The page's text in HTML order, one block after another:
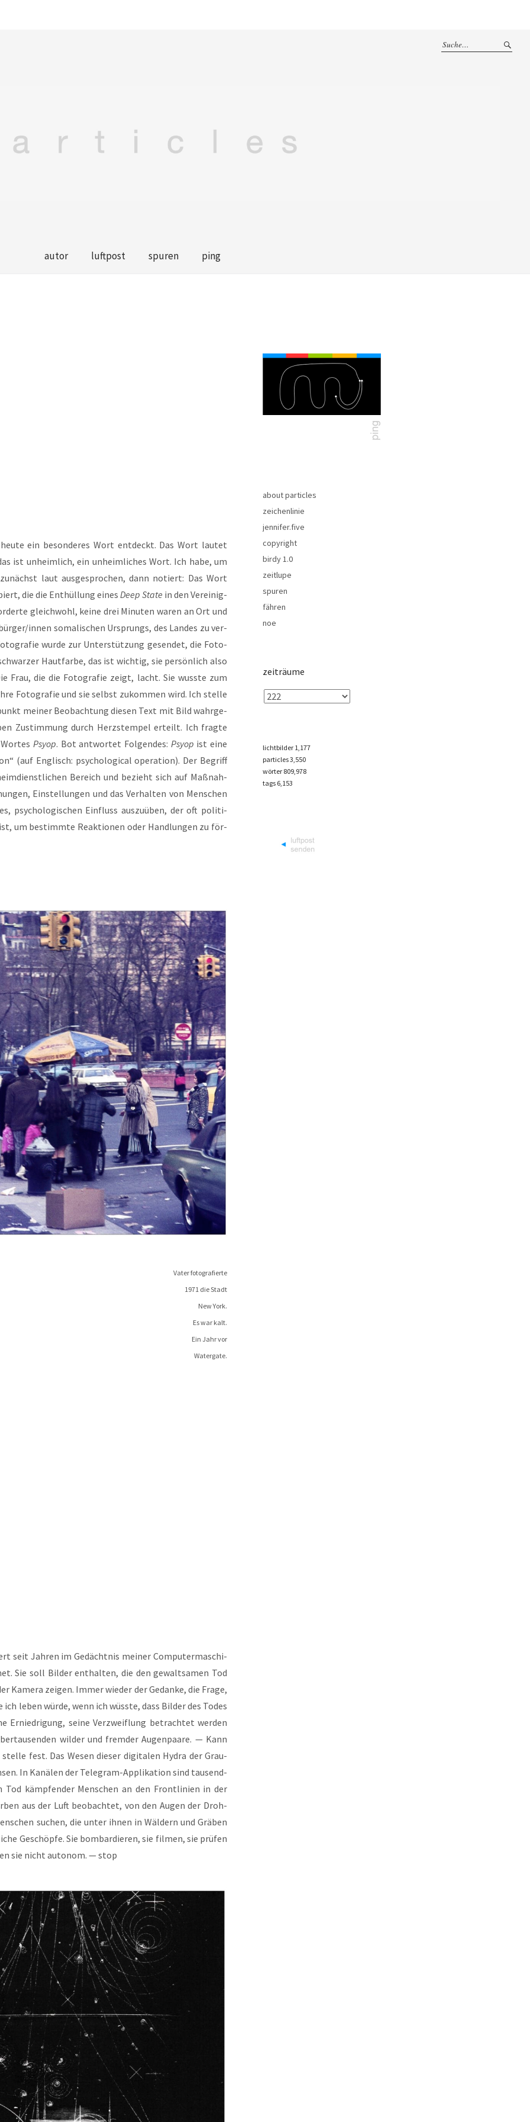
autor luftpost spuren ping
ein beson­de­res Wort ent­deckt. Das Wort lau­tet
ist unheim­lich, ein unheim­li­ches Wort. Ich habe, um
laut aus­ge­spro­chen, dann notiert: Das Wort
die die Ent­hül­lung eines Deep Sta­te in den Ver­ei­nig­
gleich­wohl, kei­ne drei Minu­ten waren an Ort und
innen soma­li­schen Ursprungs, des Lan­des zu ver­
wur­de zur Unter­stüt­zung gesen­det, die Foto­
Haut­far­be, das ist wich­tig, sie per­sön­lich also
Frau, die die Foto­gra­fie zeigt, lacht. Sie wuss­te zum
Foto­gra­fie und sie selbst zukom­men wird. Ich stel­le
mei­ner Beob­ach­tung die­sen Text mit Bild wahr­ge­
Zustim­mung durch Herz­stem­pel erteilt. Ich frag­te
Psyop. Bot ant­wor­tet Fol­gen­des: Psyop ist eine
(auf Eng­lisch: psy­cho­lo­gi­cal ope­ra­ti­on). Der Begriff
Bereich und bezieht sich auf Maß­nah­
Ein­stel­lun­gen und das Ver­hal­ten von Men­schen
psy­cho­lo­gi­schen Ein­fluss aus­zu­üben, der oft poli­ti­
um bestimm­te Reak­tio­nen oder Hand­lun­gen zu för­
Vater foto­gra­fier­te
1971 dieStadt
New York.
Es war kalt.
Ein Jahr vor
Watergate.
seit Jah­ren im Gedächt­nis mei­ner Com­pu­ter­ma­schi­
Sie soll Bil­der ent­hal­ten, die den gewalt­sa­men Tod
Kame­ra zei­gen. Immer wie­der der Gedan­ke, die Fra­ge,
leben wür­de, wenn ich wüss­te, dass Bil­der des Todes
Ernied­ri­gung, sei­ne Ver­zweif­lung betrach­tet wer­den
wil­der und frem­der Augen­paa­re. — Kann
fest. Das Wesen die­ser digi­ta­len Hydra der Grau­
In Kanä­len der Tele­gram-Appli­ka­ti­on sind tau­send­
kämp­fen­der Men­schen an den Front­li­ni­en in der
aus der Luft beob­ach­tet, von den Augen der Droh­
suchen, die unter ihnen in Wäl­dern und Grä­ben
Geschöp­fe. Sie bom­bar­die­ren, sie fil­men, sie prü­fen
sie nicht auto­nom. — stop
about particles
zeichenlinie
jennifer.five
copyright
birdy 1.0
zeitlupe
spuren
fähren
noe
zeiträume
lichtbilder 1,177
particles3,550
wörter 809,978
tags 6,153